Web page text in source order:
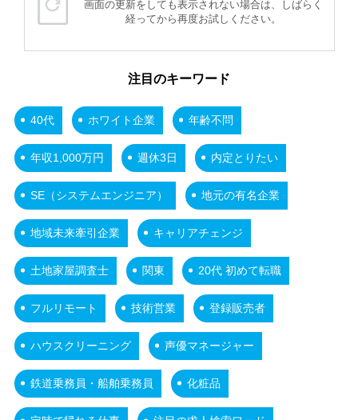
画面の更新をしても表示されない場合は、しばらく
経ってから再度お試しください。
注目のキーワード
40代 ホワイト企業 年齢不問
年収1,000万円 週休3日 内定とりたい
SE（システムエンジニア） 地元の有名企業
地域未来牽引企業 キャリアチェンジ
土地家屋調査士 関東 20代 初めて転職
フルリモート 技術営業 登録販売者
ハウスクリーニング 声優マネージャー
鉄道乗務員・船舶乗務員 化粧品